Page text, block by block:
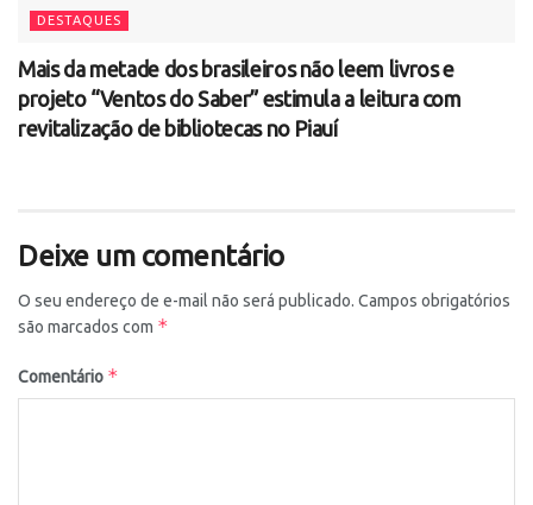
DESTAQUES
Mais da metade dos brasileiros não leem livros e
projeto “Ventos do Saber” estimula a leitura com
revitalização de bibliotecas no Piauí
Deixe um comentário
O seu endereço de e-mail não será publicado. Campos obrigatórios
são marcados com *
Comentário *